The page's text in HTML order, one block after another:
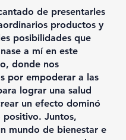
de presentarles
productos y
posibilidades que
a mí en este
donde nos
por empoderar a las
lograr una salud
un efecto dominó
positivo. Juntos,
mundo de bienestar e